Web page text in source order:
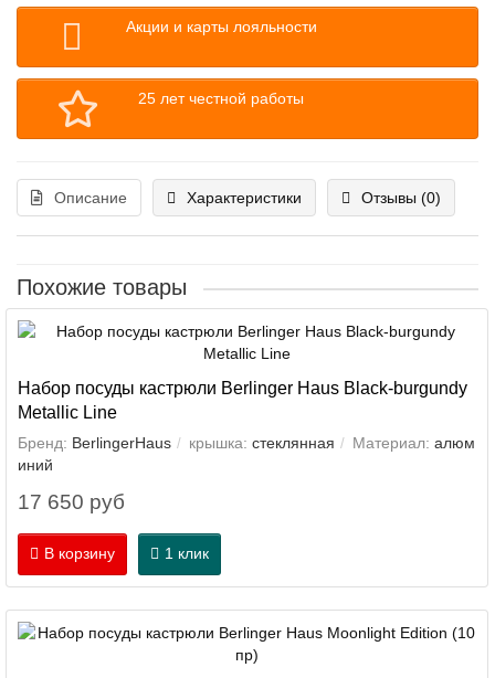
Акции и карты лояльности
25 лет честной работы
Описание Характеристики Отзывы (0)
Похожие товары
Набор посуды кастрюли Berlinger Haus Black-burgundy
Metallic Line
Бренд: BerlingerHaus крышка: стеклянная Материал: алюм
иний
17 650 руб
В корзину 1 клик